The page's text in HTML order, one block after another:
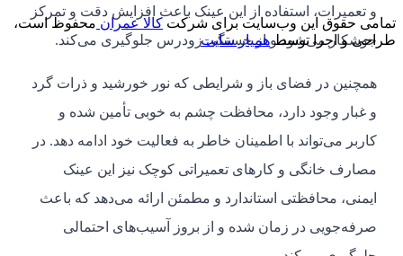
و تعمیرات، استفاده از این عینک باعث افزایش دقت و تمرکز
جوشکار می‌شود و از خستگی زودرس جلوگیری می‌کند.
همچنین در فضای باز و شرایطی که نور خورشید و ذرات گرد
و غبار وجود دارد، محافظت چشم به خوبی تأمین شده و
کاربر می‌تواند با اطمینان خاطر به فعالیت خود ادامه دهد. در
مصارف خانگی و کارهای تعمیراتی کوچک نیز این عینک
ایمنی، محافظتی استاندارد و مطمئن ارائه می‌دهد که باعث
صرفه‌جویی در زمان شده و از بروز آسیب‌های احتمالی
تمامی حقوق این وب‌سایت برای شرکت کالا عمران محفوظ است،
طراحی و اجرا توسطهمیار سایت